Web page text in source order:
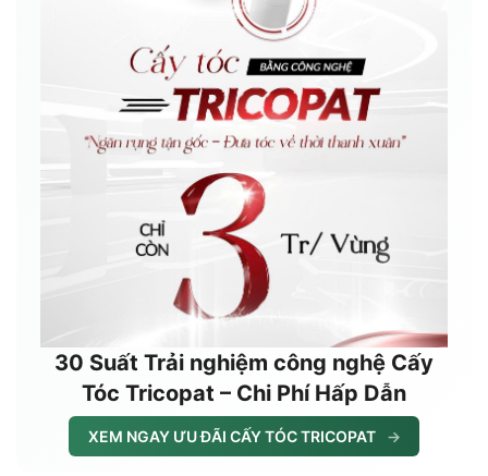
30 Suất Trải nghiệm công nghệ Cấy
Tóc Tricopat – Chi Phí Hấp Dẫn
XEM NGAY ƯU ĐÃI CẤY TÓC TRICOPAT →